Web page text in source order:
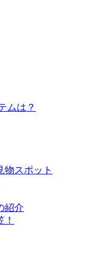
ムは？
物スポット
紹介